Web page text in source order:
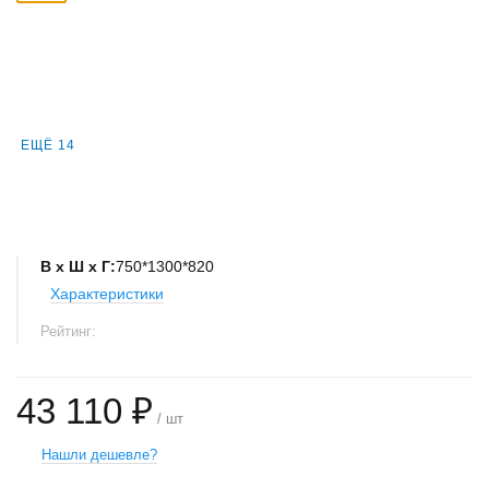
ЕЩЁ 14
В х Ш х Г:750*1300*820
Характеристики
Рейтинг:
43 110 ₽ / шт
Нашли дешевле?